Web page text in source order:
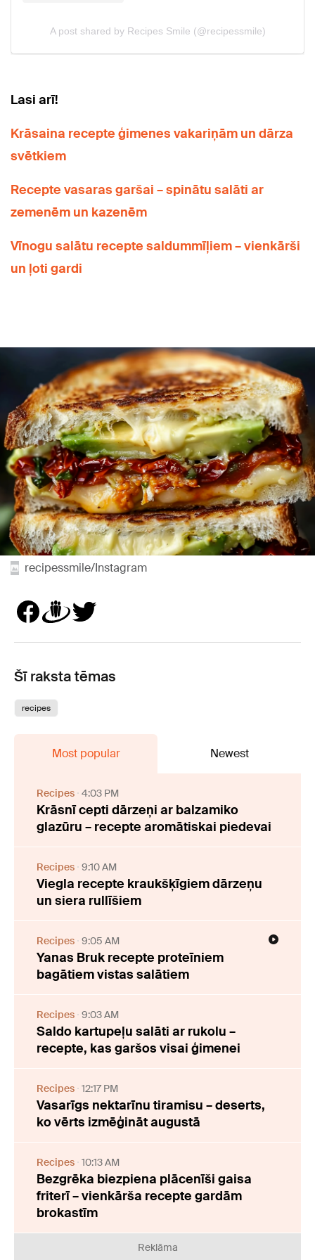
Lasi arī!
Krāsaina recepte ģimenes vakariņām un dārza
svētkiem
Recepte vasaras garšai – spinātu salāti ar
zemenēm un kazenēm
Vīnogu salātu recepte saldummīļiem – vienkārši
un ļoti gardi
recipessmile/Instagram
Šī raksta tēmas
recipes
Most popular Newest
Recipes 4:03 PM
Krāsnī cepti dārzeņi ar balzamiko
glazūru – recepte aromātiskai piedevai
Recipes 9:10 AM
Viegla recepte kraukšķīgiem dārzeņu
un siera rullīšiem
Recipes 9:05 AM
Yanas Bruk recepte proteīniem
bagātiem vistas salātiem
Recipes 9:03 AM
Saldo kartupeļu salāti ar rukolu –
recepte, kas garšos visai ģimenei
Recipes 12:17 PM
Vasarīgs nektarīnu tiramisu – deserts,
ko vērts izmēģināt augustā
Recipes 10:13 AM
Bezgrēka biezpiena plācenīši gaisa
friterī – vienkārša recepte gardām
brokastīm
Reklāma